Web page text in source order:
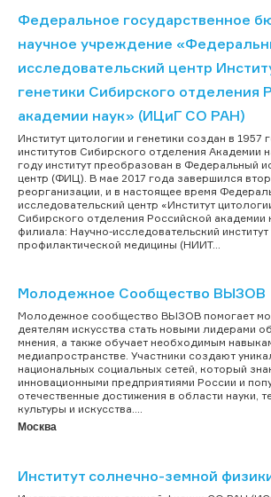
Федеральное государственное
научное учреждение
исследовательский центр
генетики Сибирского отделения
академии наук» (ИЦиГ СО РАН)
Институт цитологии и генетики создан в 1957
институтов Сибирского отделения Академии
году институт преобразован в Федеральный
центр (ФИЦ). В мае 2017 года завершился
реорганизации, и в настоящее время
исследовательский центр «Институт
Сибирского отделения Российской академии
филиала: Научно-исследовательский институт
профилактической медицины (НИИТ...
Молодежное Сообщество ВЫЗОВ
Молодежное сообщество ВЫЗОВ помогает
деятелям искусства стать новыми лидерами
мнения, а также обучает необходимым
медиапространстве. Участники создают
национальных социальных сетей, который
инновационными предприятиями России и
отечественные достижения в области науки,
культуры и искусства....
Москва
Институт солнечно-земной